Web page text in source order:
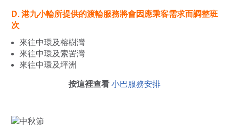
D. 港九小輪所提供的渡輪服務將會因應乘客需求而調整班
次
來往中環及榕樹灣
來往中環及索罟灣
來往中環及坪洲
按這裡查看 小巴服務安排